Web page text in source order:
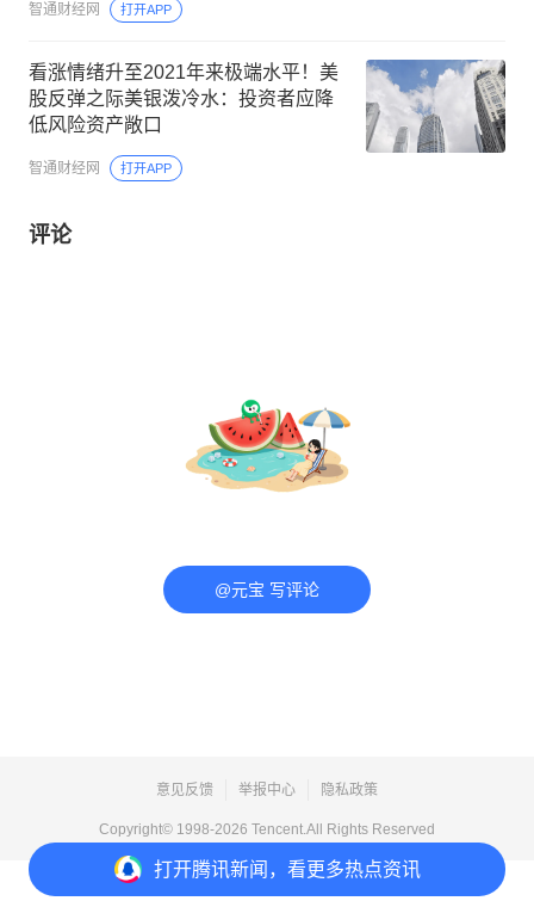
打开腾讯新闻，看更多热点资讯
智通财经网 打开APP
看涨情绪升至2021年来极端水平！美
股反弹之际美银泼冷水：投资者应降
低风险资产敞口
智通财经网 打开APP
评论
@元宝 写评论
意见反馈 举报中心 隐私政策
Copyright© 1998-2026 Tencent.All Rights Reserved